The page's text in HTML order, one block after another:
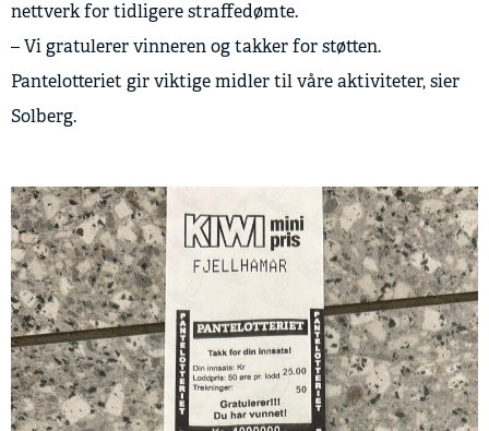
nettverk for tidligere straffedømte.
– Vi gratulerer vinneren og takker for støtten.
Pantelotteriet gir viktige midler til våre aktiviteter, sier
Solberg.